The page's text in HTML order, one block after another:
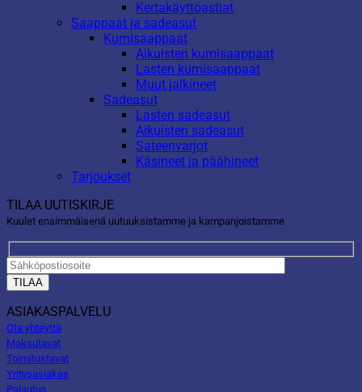
Kertakäyttöastiat
Saappaat ja sadeasut
Kumisaappaat
Aikuisten kumisaappaat
Lasten kumisaappaat
Muut jalkineet
Sadeasut
Lasten sadeasut
Aikuisten sadeasut
Sateenvarjot
Käsineet ja päähineet
Tarjoukset
TILAA UUTISKIRJE
Kuulet ensimmäisenä uutuuksistamme ja kampanjoistamme
ASIAKASPALVELU
Ota yhteyttä
Maksutavat
Toimitustavat
Yritysasiakas
Palautus